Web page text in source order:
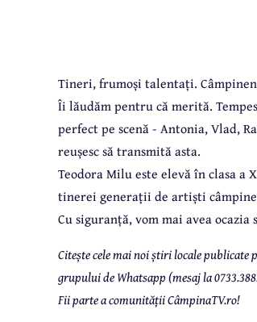
Tineri, frumoși talentați.
Îi lăudăm pentru că merită.
perfect pe scenă - Antonia, Vlad,
reușesc să transmită asta.
Teodora Milu este elevă în clasa
tinerei generații de artiști
Cu siguranță, vom mai avea
Citește cele mai noi știri locale publicate
grupului de Whatsapp (mesaj la
Fii parte a comunității CâmpinaTV.ro!